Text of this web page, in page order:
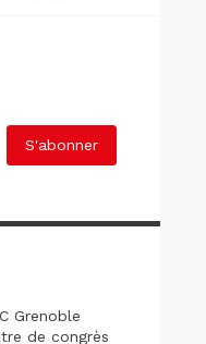
S'abonner
Grenoble
de congrès